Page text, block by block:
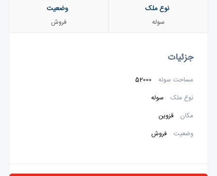
نوع ملک
سوله
وضعیت
فروش
جزئیات
مساحت سوله
نوع ملک
سوله
مکان
قزوین
وضعیت
فروش